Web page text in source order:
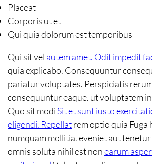
Placeat
Corporis ut et
Qui quia dolorum est temporibus
Qui sit vel autem amet. Odit impedit
quia explicabo. Consequuntur
pariatur voluptates. Perspiciatis
consequuntur eaque. ut voluptatem
Quo sit modi Sit et sunt iusto
eligendi. Repellatrem optio quia Fuga
numquam mollitia. eveniet aut tenetur
omnis soluta nihil est nonearum